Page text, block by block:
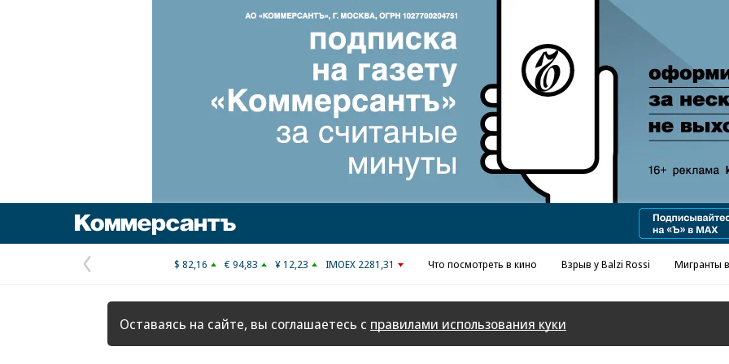
Реклама в «Ъ» www.kommersant.ru/ad
Предыдущая
страница
$ 82,16 € 94,83 ¥ 12,23 IMOEX 2281,31 Что посмотреть в кино Взрыв у Balzi Rossi Мигранты
Оставаясь на сайте, вы соглашаетесь с правилами использования куки